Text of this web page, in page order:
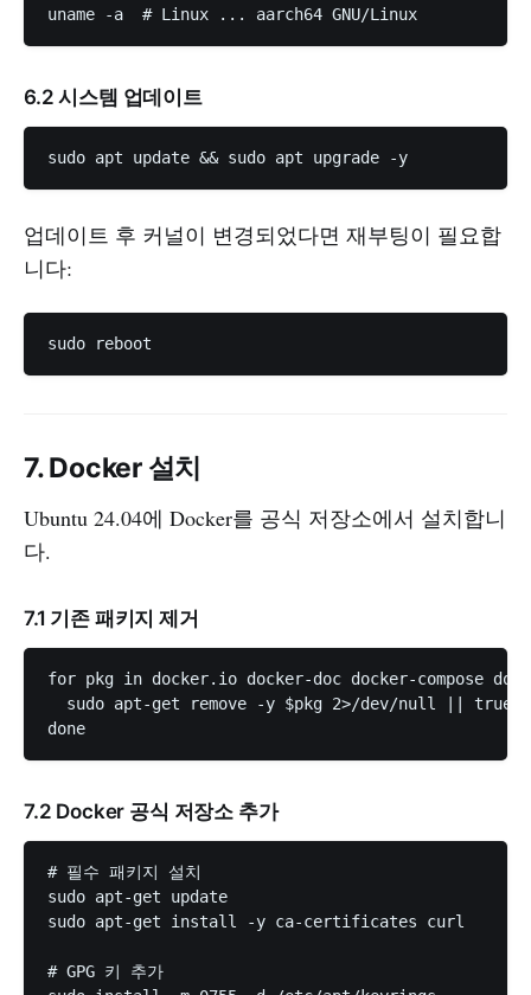
6.2 시스템 업데이트
업데이트 후 커널이 변경되었다면 재부팅이 필요합
니다:
7. Docker 설치
Ubuntu 24.04에 Docker를 공식 저장소에서 설치합니
다.
7.1 기존 패키지 제거
for pkg in docker.io docker-doc docker-compose
  sudo apt-get remove -y $pkg 2>/dev/null || true
7.2 Docker 공식 저장소 추가
# 필수 패키지 설치
sudo apt-get update
sudo apt-get install -y ca-certificates curl
# GPG 키 추가